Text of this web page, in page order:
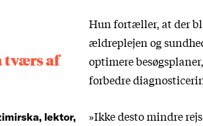
tværs af
lektor,
Hun fortæller, at der
ældreplejen og
optimere
forbedre
»Ikke desto mindre